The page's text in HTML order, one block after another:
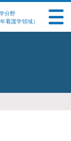
分野
看護学領域）